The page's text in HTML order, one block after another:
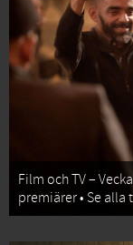
Film och TV –
premiärer • Se alla